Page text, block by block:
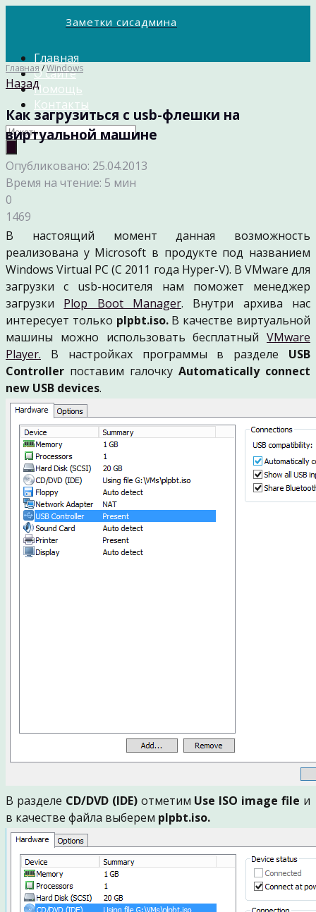
Заметки сисадмина
Главная
О сайте
Помощь
Контакты
Главная/Windows
Назад
Как загрузиться с usb-флешки на
виртуальной машине
Опубликовано: 25.04.2013
Время на чтение: 5 мин
0
1469
В настоящий момент данная возможность
реализована у Microsoft в продукте под названием
Windows Virtual PC (C 2011 года Hyper-V). В VMware для
загрузки с usb-носителя нам поможет менеджер
загрузки Plop Boot Manager. Внутри архива нас
интересует только plpbt.iso. В качестве виртуальной
машины можно использовать бесплатный VMware
Player.
В настройках программы в разделе USB
Controller поставим галочку Automatically connect
new USB devices.
В разделе CD/DVD (IDE)отметим Use ISO image file и
в качестве файла выберем plpbt.iso.